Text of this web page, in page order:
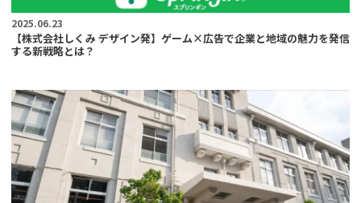
2025.06.23
【株式会社しくみ デザイン発】ゲーム×広告で企業と地域の魅力を発信
する新戦略とは？